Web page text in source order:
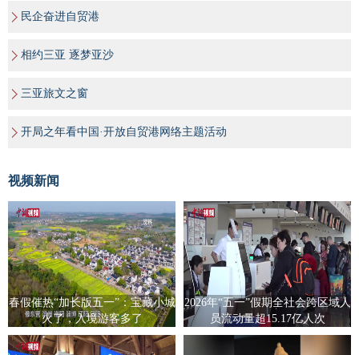
民企奋进自贸港
相约三亚 逐梦亚沙
三亚旅文之窗
开局之年看中国·开放自贸港网络主题活动
视频新闻
春假催热“加长版五一”：宝藏小城
火了，入境游客多了
2026年“五一”假期全社会跨区域人
员流动量超15.17亿人次